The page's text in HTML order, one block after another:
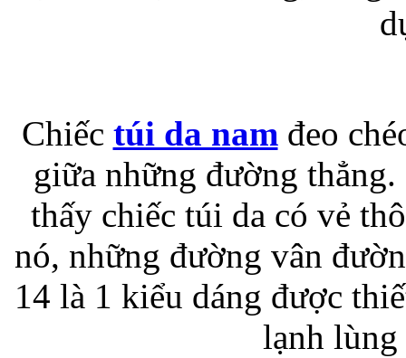
Bao da iPhone
Túi đựng iPad
Chiếc túi da namđeo
giữa những đường
thấy chiếc túi da có vẻ
nó, những đường vân
14 là 1 kiểu dáng được
lạnh lùng